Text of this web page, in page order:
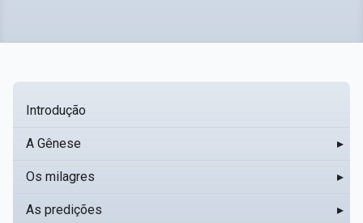
Introdução
A Gênese ▸
Os milagres ▸
As predições ▸